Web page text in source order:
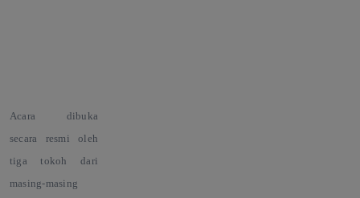
Acara dibuka
secara resmi oleh
tiga tokoh dari
masing-masing